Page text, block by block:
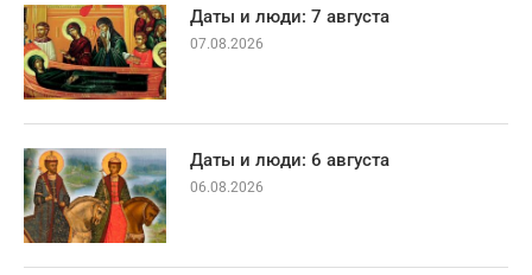
Даты и люди: 7 августа
07.08.2026
Даты и люди: 6 августа
06.08.2026